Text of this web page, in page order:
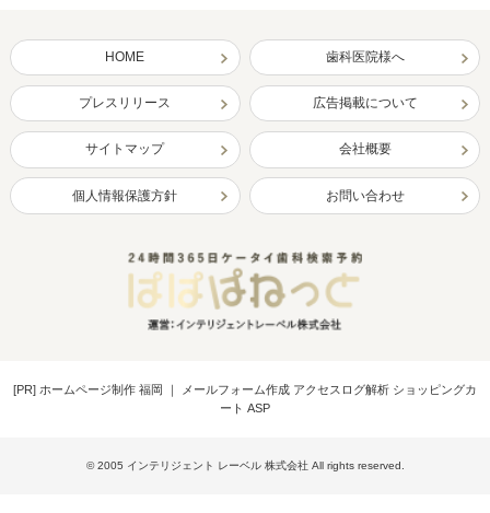
HOME 歯科医院様へ
プレスリリース 広告掲載について
サイトマップ 会社概要
個人情報保護方針 お問い合わせ
[PR] ホームページ制作 福岡 ｜
メールフォーム作成 アクセスログ解析 ショッピングカ
ート ASP
© 2005 インテリジェント レーベル 株式会社 All rights reserved.